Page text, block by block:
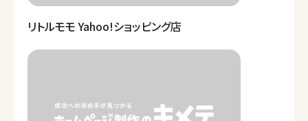
リトルモモ Yahoo!ショッピング店